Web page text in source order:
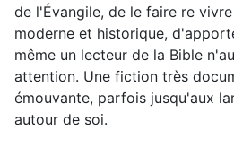
de l'Évangile, de le faire re
moderne et historique,
même un lecteur de la Bible
attention. Une fiction très
émouvante, parfois jusqu'aux
autour de soi.